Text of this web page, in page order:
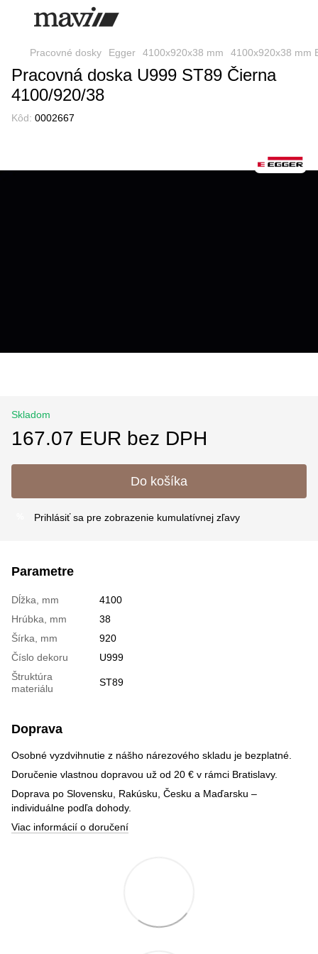
Pracovné dosky Egger 4100x920x38 mm 4100x920x38 mm
Pracovná doska U999 ST89 Čierna
4100/920/38
Kôd: 0002667
Skladom
167.07 EUR bez DPH
Do košíka
Prihlásiť sa pre zobrazenie kumulatívnej zľavy
Parametre
Dĺžka, mm
4100
Hrúbka, mm
38
Šírka, mm
920
Číslo dekoru
U999
Štruktúra
materiálu
ST89
Doprava
Osobné vyzdvihnutie z nášho nárezového skladu je bezplatné.
Doručenie vlastnou dopravou už od 20 € v rámci Bratislavy.
Doprava po Slovensku, Rakúsku, Česku a Maďarsku –
individuálne podľa dohody.
Viac informácií o doručení